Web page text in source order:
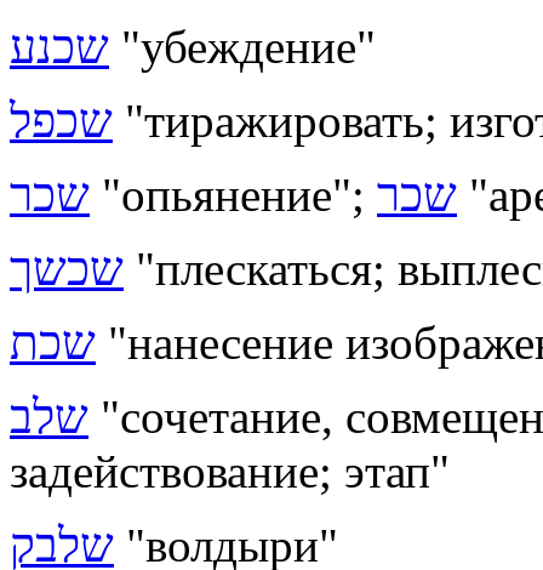
שכנע "убеждение"
שכפל "тиражировать;
שכר "опьянение"; שכר
שכשך "плескаться;
שכת "нанесение
שלב "сочетание,
задействование; этап"
שלבק "волдыри"